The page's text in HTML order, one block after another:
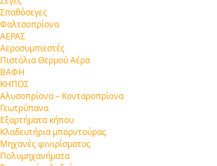
Σπαθόσεγες
Φαλτσοπρίονα
ΑΕΡΑΣ
Αεροσυμπιεστές
Πιστόλια Θερμού Αέρα
ΒΑΦΗ
ΚΗΠΟΣ
Αλυσοπρίονα – Κονταροπρίονα
Γεωτρύπανα
Εξαρτήματα κήπου
Κλαδευτήρια μπορντούρας
Μηχανές φινιρίσματος
Πολυμηχανήματα